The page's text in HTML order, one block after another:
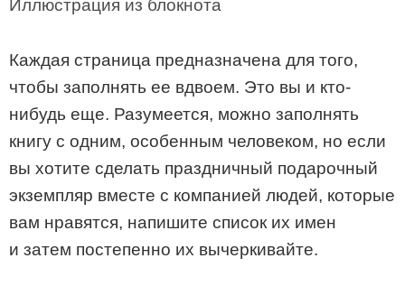
Иллюстрация из блокнота
Каждая страница предназначена для того,
чтобы заполнять ее вдвоем. Это вы и кто-
нибудь еще. Разумеется, можно заполнять
книгу с одним, особенным человеком, но если
вы хотите сделать праздничный подарочный
экземпляр вместе с компанией людей, которые
вам нравятся, напишите список их имен
и затем постепенно их вычеркивайте.